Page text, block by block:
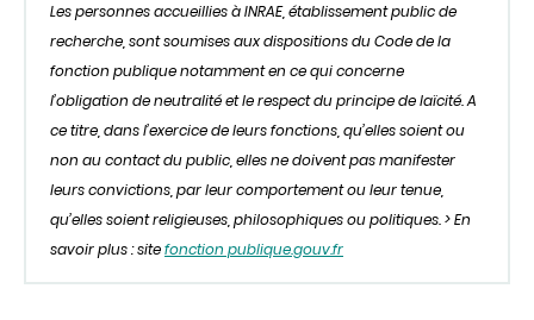
Les personnes accueillies à INRAE, établissement public de
recherche, sont soumises aux dispositions du Code de la
fonction publique notamment en ce qui concerne
l’obligation de neutralité et le respect du principe de laïcité. A
ce titre, dans l’exercice de leurs fonctions, qu’elles soient ou
non au contact du public, elles ne doivent pas manifester
leurs convictions, par leur comportement ou leur tenue,
qu’elles soient religieuses, philosophiques ou politiques. > En
savoir plus : sitefonction publique.gouv.fr